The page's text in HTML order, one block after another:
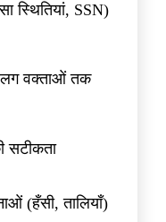
स्थितियां, SSN)
वक्ताओं तक
सटीकता
(हँसी, तालियाँ)